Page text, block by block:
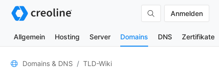
Anmelden
Allgemein Hosting Server Domains DNS Zertifikate
Allgemein
Domains & DNS TLD-Wiki